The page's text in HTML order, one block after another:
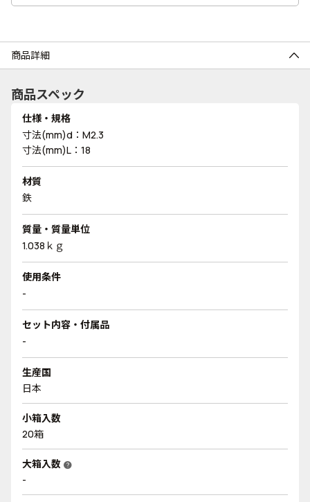
商品詳細
商品スペック
仕様・規格
寸法(mm)d：M2.3
寸法(mm)L：18
材質
鉄
質量・質量単位
1.038ｋｇ
使用条件
-
セット内容・付属品
-
生産国
日本
小箱入数
20箱
大箱入数 help
-